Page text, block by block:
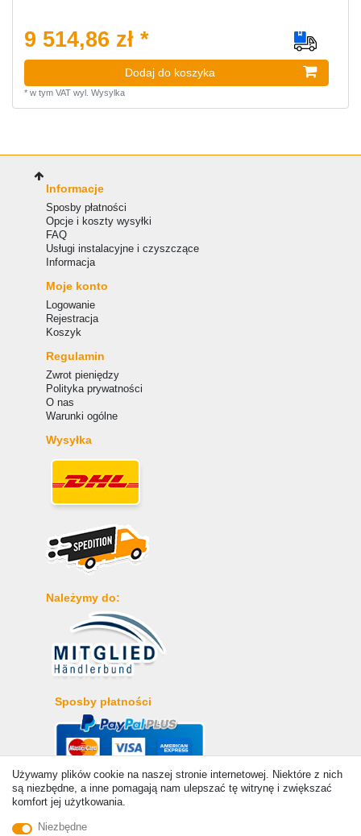
9 514,86 zł *
Dodaj do koszyka
* w tym VATwyl. Wysylka
Informacje
Sposby płatności
Opcje i koszty wysyłki
FAQ
Usługi instalacyjne i czyszczące
Informacja
Moje konto
Logowanie
Rejestracja
Koszyk
Regulamin
Zwrot pieniędzy
Polityka prywatności
O nas
Warunki ogólne
Wysyłka
Należymy do:
Sposby płatności
Używamy plików cookie na naszej stronie internetowej. Niektóre z nich
są niezbędne, a inne pomagają nam ulepszać tę witrynę i zwiększać
komfort jej użytkowania.
Niezbędne